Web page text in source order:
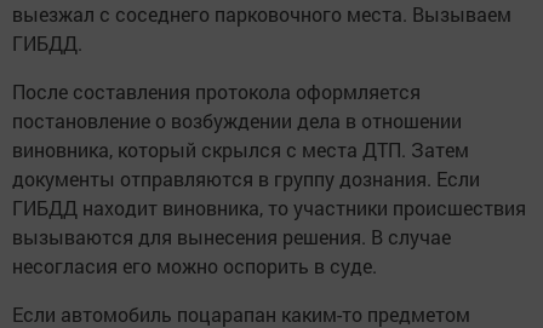
выезжал с соседнего парковочного места. Вызываем
ГИБДД.
После составления протокола оформляется
постановление о возбуждении дела в отношении
виновника, который скрылся с места ДТП. Затем
документы отправляются в группу дознания. Если
ГИБДД находит виновника, то участники происшествия
вызываются для вынесения решения. В случае
несогласия его можно оспорить в суде.
Если автомобиль поцарапан каким-то предметом